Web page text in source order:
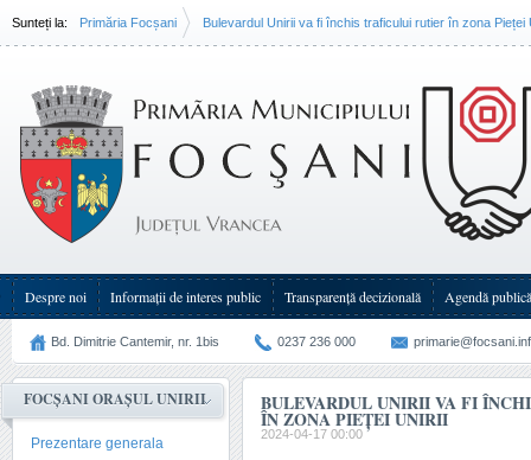
Sunteți la: Primăria Focșani Bulevardul Unirii va fi închis traficului rutier în zona Pieței
Despre noi Informații de interes public Transparenţă decizională Agendă publică
Bd. Dimitrie Cantemir, nr. 1bis 0237 236 000
FOCȘANI ORAȘUL UNIRII
Prezentare generala
BULEVARDUL UNIRII VA FI
ÎN ZONA PIEȚEI UNIRII
2024-04-17 00:00